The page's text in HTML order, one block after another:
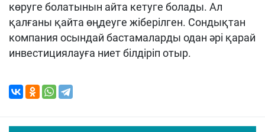
көруге болатынын айта кетуге болады. Ал
қалғаны қайта өңдеуге жіберілген. Сондықтан
компания осындай бастамаларды одан әрі қарай
инвестициялауға ниет білдіріп отыр.